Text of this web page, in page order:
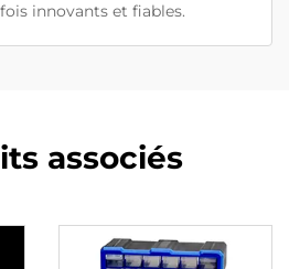
innovants et fiables.
associés